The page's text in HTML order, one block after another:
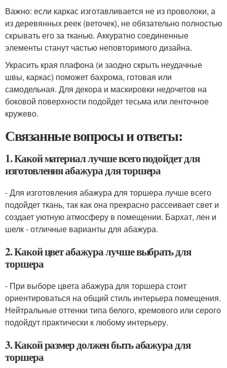
Важно: если каркас изготавливается не из проволоки, а
из деревянных реек (веточек), не обязательно полностью
скрывать его за тканью. Аккуратно соединенные
элементы станут частью неповторимого дизайна.
Украсить края плафона (и заодно скрыть неудачные
швы, каркас) поможет бахрома, готовая или
самодельная. Для декора и маскировки недочетов на
боковой поверхности подойдет тесьма или ленточное
кружево.
Связанные вопросы и ответы:
1. Какой материал лучше всего подойдет для
изготовления абажура для торшера
- Для изготовления абажура для торшера лучше всего
подойдет ткань, так как она прекрасно рассеивает свет и
создает уютную атмосферу в помещении. Бархат, лен и
шелк - отличные варианты для абажура.
2. Какой цвет абажура лучше выбрать для
торшера
- При выборе цвета абажура для торшера стоит
ориентироваться на общий стиль интерьера помещения.
Нейтральные оттенки типа белого, кремового или серого
подойдут практически к любому интерьеру.
3. Какой размер должен быть абажура для
торшера